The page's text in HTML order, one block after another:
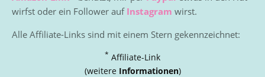
wirfst oder ein Follower auf Instagram wirst.
Alle Affiliate-Links sind mit einem Stern gekennzeichnet:
* Affiliate-Link
(weitere Informationen)